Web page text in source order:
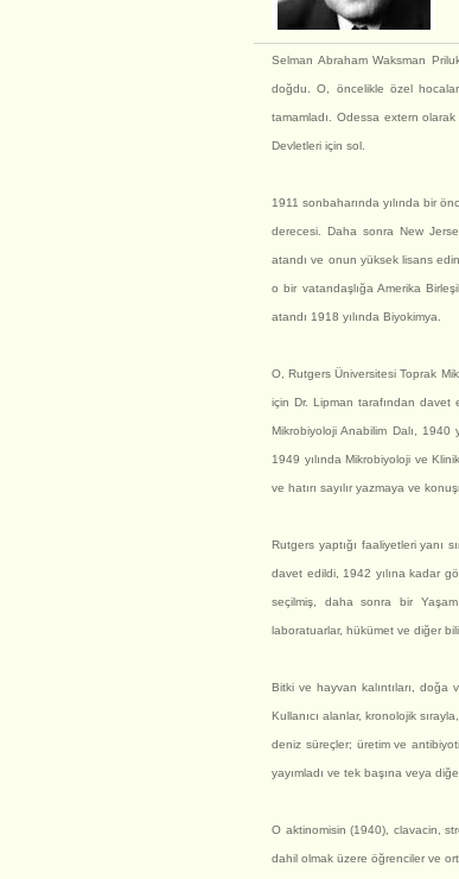
Selman Abraham Waksman
doğdu. O, öncelikle özel
tamamladı. Odessa extern
Devletleri için sol.
1911 sonbaharında yılında bir
derecesi. Daha sonra New
atandı ve onun yüksek lisans
o bir vatandaşlığa Amerika
atandı 1918 yılında Biyokimya.
O, Rutgers Üniversitesi Toprak
için Dr. Lipman tarafından davet
Mikrobiyoloji Anabilim Dalı, 1940
1949 yılında Mikrobiyoloji ve
ve hatırı sayılır yazmaya ve
Rutgers yaptığı faaliyetleri yanı
davet edildi, 1942 yılına kadar
seçilmiş, daha sonra bir
laboratuarlar, hükümet ve diğer
Bitki ve hayvan kalıntıları, doğa
Kullanıcı alanlar, kronolojik
deniz süreçler; üretim ve
yayımladı ve tek başına veya
O aktinomisin (1940), clavacin,
dahil olmak üzere öğrenciler ve